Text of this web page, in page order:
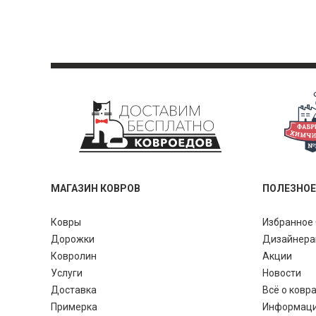
МАГАЗИН КОВРОВ
Ковры
Дорожки
Ковролин
Услуги
Доставка
Примерка
ПОЛЕЗНОЕ
Акции
Новости
Всё о